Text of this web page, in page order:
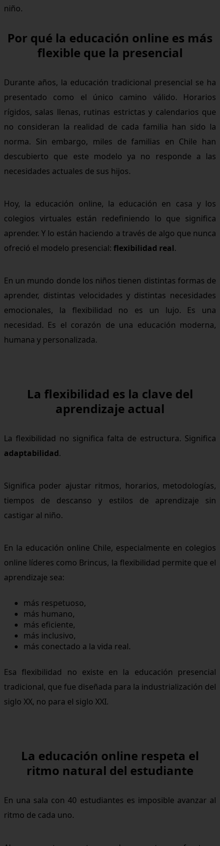
niño.
Por qué la educación online es más
flexible que la presencial
Durante años, la educación tradicional presencial se ha
presentado como el único camino válido. Horarios
rígidos, salas llenas, rutinas estrictas y calendarios que
no consideran la realidad de cada familia han sido la
norma. Sin embargo, miles de familias en Chile han
descubierto que este modelo ya no responde a las
necesidades actuales de sus hijos.
Hoy, la educación online, la educación en casa y los
colegios virtuales están redefiniendo lo que significa
aprender. Y lo están haciendo a través de algo que nunca
ofreció el modelo presencial: flexibilidad real.
En un mundo donde los niños tienen distintas formas de
aprender, distintas velocidades y distintas necesidades
emocionales, la flexibilidad no es un lujo. Es una
necesidad. Es el corazón de una educación moderna,
humana y personalizada.
La flexibilidad es la clave del
aprendizaje actual
La flexibilidad no significa falta de estructura. Significa
adaptabilidad.
Significa poder ajustar ritmos, horarios, metodologías,
tiempos de descanso y estilos de aprendizaje sin
castigar al niño.
En la educación online Chile, especialmente en colegios
online líderes como Brincus, la flexibilidad permite que el
aprendizaje sea:
más respetuoso,
más humano,
más eficiente,
más inclusivo,
más conectado a la vida real.
Esa flexibilidad no existe en la educación presencial
tradicional, que fue diseñada para la industrialización del
siglo XX, no para el siglo XXI.
La educación online respeta el
ritmo natural del estudiante
En una sala con 40 estudiantes es imposible avanzar al
ritmo de cada uno.